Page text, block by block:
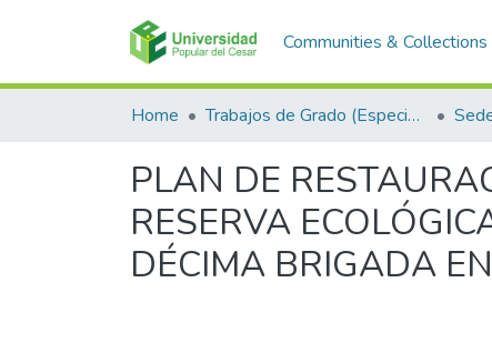
Communities & Collections
Home Trabajos de Grado (Especializaciones y Pregrados)
PLAN DE
RESERVA
DÉCIMA BRIGADA